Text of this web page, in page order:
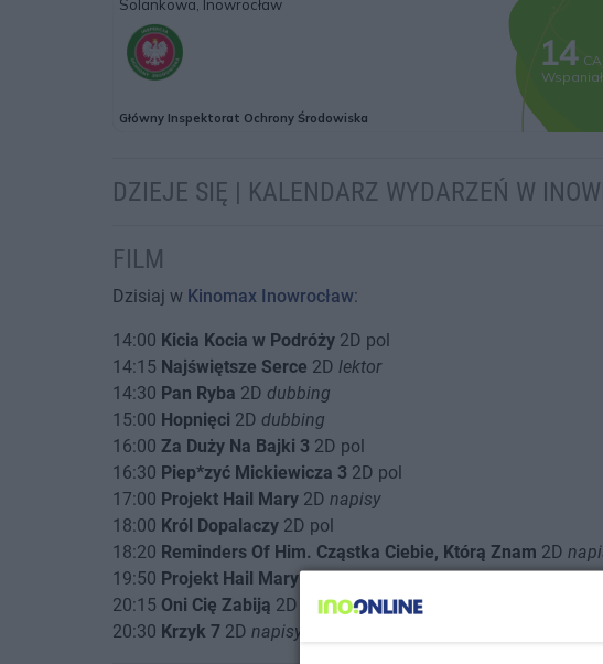
DZIEJE SIĘ | KALENDARZ WYDARZEŃ W
FILM
Dzisiaj w Kinomax Inowrocław:
14:00 Kicia Kocia w Podróży 2D pol
14:15 Najświętsze Serce 2D lektor
14:30 Pan Ryba 2D dubbing
15:00 Hopnięci 2D dubbing
16:00 Za Duży Na Bajki 3 2D pol
16:30 Piep*zyć Mickiewicza 3 2D pol
17:00 Projekt Hail Mary 2D napisy
18:00 Król Dopalaczy 2D pol
18:20 Reminders Of Him. Cząstka Ciebie, Którą Znam 2D
19:50 Projekt Hail Mary2Dnapisy
20:15 Oni Cię Zabiją 2D
napisy
20:30 Krzyk 7 2D napisy